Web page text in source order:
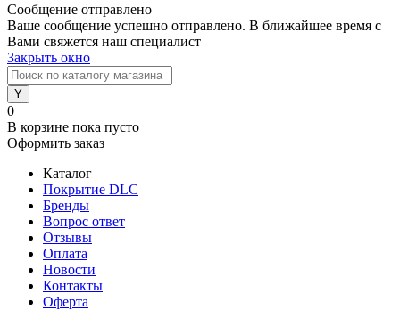
Сообщение отправлено
Ваше сообщение успешно отправлено. В ближайшее время с
Вами свяжется наш специалист
Закрыть окно
0
В корзине пока пусто
Оформить заказ
Каталог
Покрытие DLC
Бренды
Вопрос ответ
Отзывы
Оплата
Новости
Контакты
Оферта